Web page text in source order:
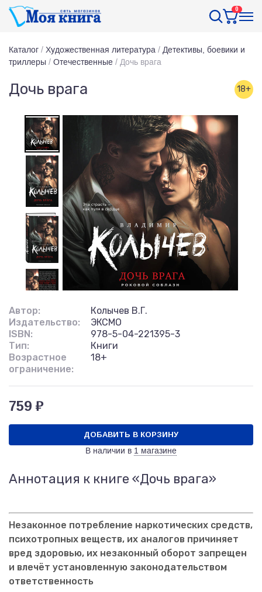
0
Каталог / Художественная литература / Детективы, боевики и
триллеры / Отечественные / Дочь врага
Дочь врага 18+
Автор:
Колычев В.Г.
Издательство:
ЭКСМО
ISBN:
978-5-04-221395-3
Тип:
Книги
Возрастное
ограничение:
18+
759 ₽
ДОБАВИТЬ В КОРЗИНУ
В наличии в 1 магазине
Аннотация к книге «Дочь врага»
Незаконное потребление наркотических средств,
психотропных веществ, их аналогов причиняет
вред здоровью, их незаконный оборот запрещен
и влечёт установленную законодательством
ответственность